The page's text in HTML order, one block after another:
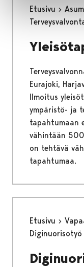
Etusivu
Eurajoki,
Ilmoitus
ympäristö- ja
tapahtumaan
vähintään
on tehtävä
tapahtumaa.
Etusivu
Diginuorisotyö